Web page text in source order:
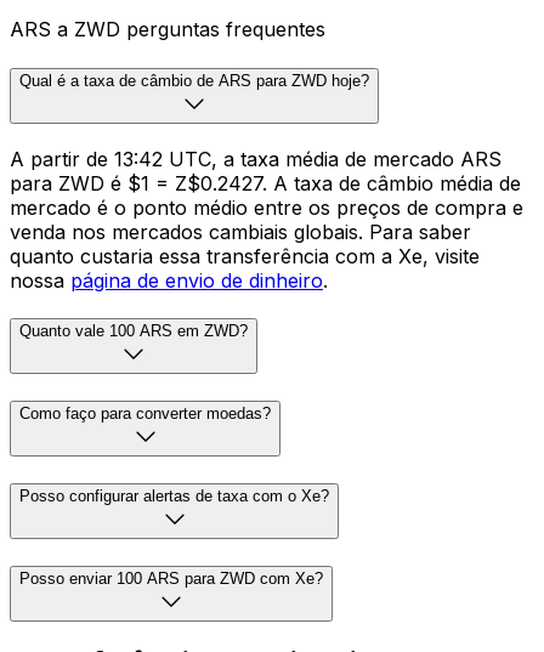
ARS a ZWD perguntas frequentes
Qual é a taxa de câmbio de ARS para ZWD hoje?
A partir de 13:42 UTC, a taxa média de mercado ARS
para ZWD é $1 = Z$0.2427. A taxa de câmbio média de
mercado é o ponto médio entre os preços de compra e
venda nos mercados cambiais globais. Para saber
quanto custaria essa transferência com a Xe, visite
nossa página de envio de dinheiro.
Quanto vale 100 ARS em ZWD?
Como faço para converter moedas?
Posso configurar alertas de taxa com o Xe?
Posso enviar 100 ARS para ZWD com Xe?